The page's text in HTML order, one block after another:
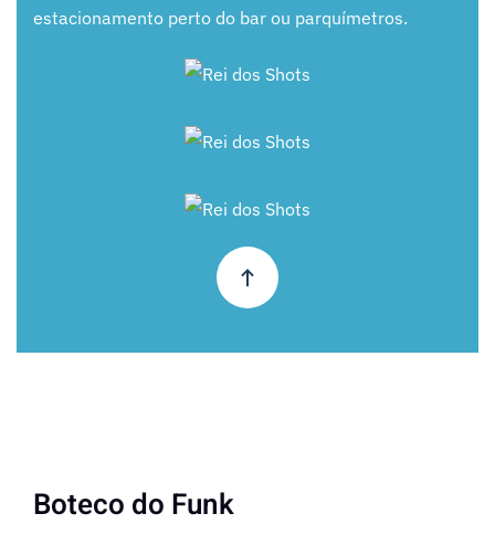
estacionamento perto do bar ou parquímetros.
+
+
+
Boteco do Funk